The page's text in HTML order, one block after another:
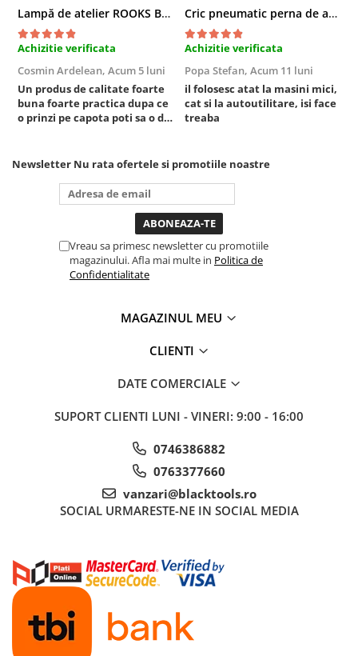
Capre Auto
Cricuri Hidraulice
Surubelnite Si Biti
Truse de biti
Truse de surubelnite
Vulcanizare
Masini de echilibrat roti
Piese de schimb
Scule Vulcanizare
Truse de scule si accesorii
Truse de scule
Truse si accesorii 1/2
Truse si Accesorii 3/4
Accesorii de impact 1/2
Truse de biti de impact
Tubulare de impact 1"
Tubulare de impact 1/2
Tubulare 1/2
Tubulare 1/2 bihexagonale
Tubulare 1/2 hexagonale
Tubulare 1/4
Tubulare 3/4
Lampă de atelier ROOKS B2 HYBRID pentru capotă, 2000 lumeni, 5000 mAh
Achizitie verificata
Cosmin Ardelean, Acum 5 luni
Un produs de calitate foarte
buna foarte practica dupa ce
o prinzi pe capota poti sa o dai
puternica si de la baterie care
tine destul de mult dar daca o
bagi la priza nu mai ai treaba
toata ziua ,ce...
Cric pneumatic perna de aer cu inaltator 6T
Achizitie verificata
Popa Stefan, Acum 11 luni
il folosesc atat la masini mici,
cat si la autoutilitare, isi face
treaba
Newsletter Nu rata ofertele si promotiile noastre
Vreau sa primesc newsletter cu promotiile
magazinului. Afla mai multe in Politica de
Confidentialitate
MAGAZINUL MEU
CLIENTI
DATE COMERCIALE
SUPORT CLIENTI LUNI - VINERI: 9:00 - 16:00
0746386882
0763377660
vanzari@blacktools.ro
SOCIAL URMARESTE-NE IN SOCIAL MEDIA